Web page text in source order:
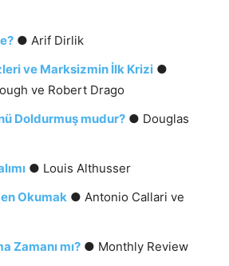
● Arif Dirlik
ve Marksizmin İlk Krizi ●
ve Robert Drago
Doldurmuş mudur? ● Douglas
● Louis Althusser
Okumak ● Antonio Callari ve
Zamanı mı? ● Monthly Review